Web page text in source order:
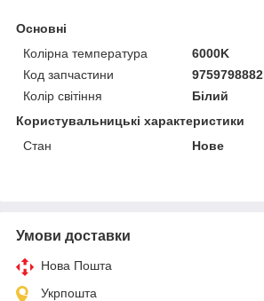
Основні
Колірна температура
6000K
Код запчастини
9759798882
Колір світіння
Білий
Користувальницькі характеристики
Стан
Нове
Умови доставки
Нова Пошта
Укрпошта